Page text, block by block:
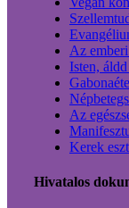
Az
Isten,
Az
Kerek
Hivatalos